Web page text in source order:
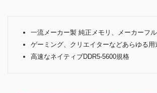
一流メーカー製 純正メモリ、メーカーフ
ゲーミング、クリエイターなどあらゆる用
高速なネイティブDDR5-5600規格